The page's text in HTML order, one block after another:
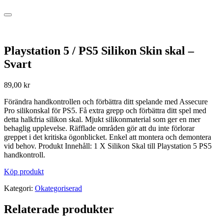
Playstation 5 / PS5 Silikon Skin skal –
Svart
89,00 kr
Förändra handkontrollen och förbättra ditt spelande med Assecure
Pro silikonskal för PS5. Få extra grepp och förbättra ditt spel med
detta halkfria silikon skal. Mjukt silikonmaterial som ger en mer
behaglig upplevelse. Räfflade områden gör att du inte förlorar
greppet i det kritiska ögonblicket. Enkel att montera och demontera
vid behov. Produkt Innehåll: 1 X Silikon Skal till Playstation 5 PS5
handkontroll.
Köp produkt
Kategori: Okategoriserad
Relaterade produkter